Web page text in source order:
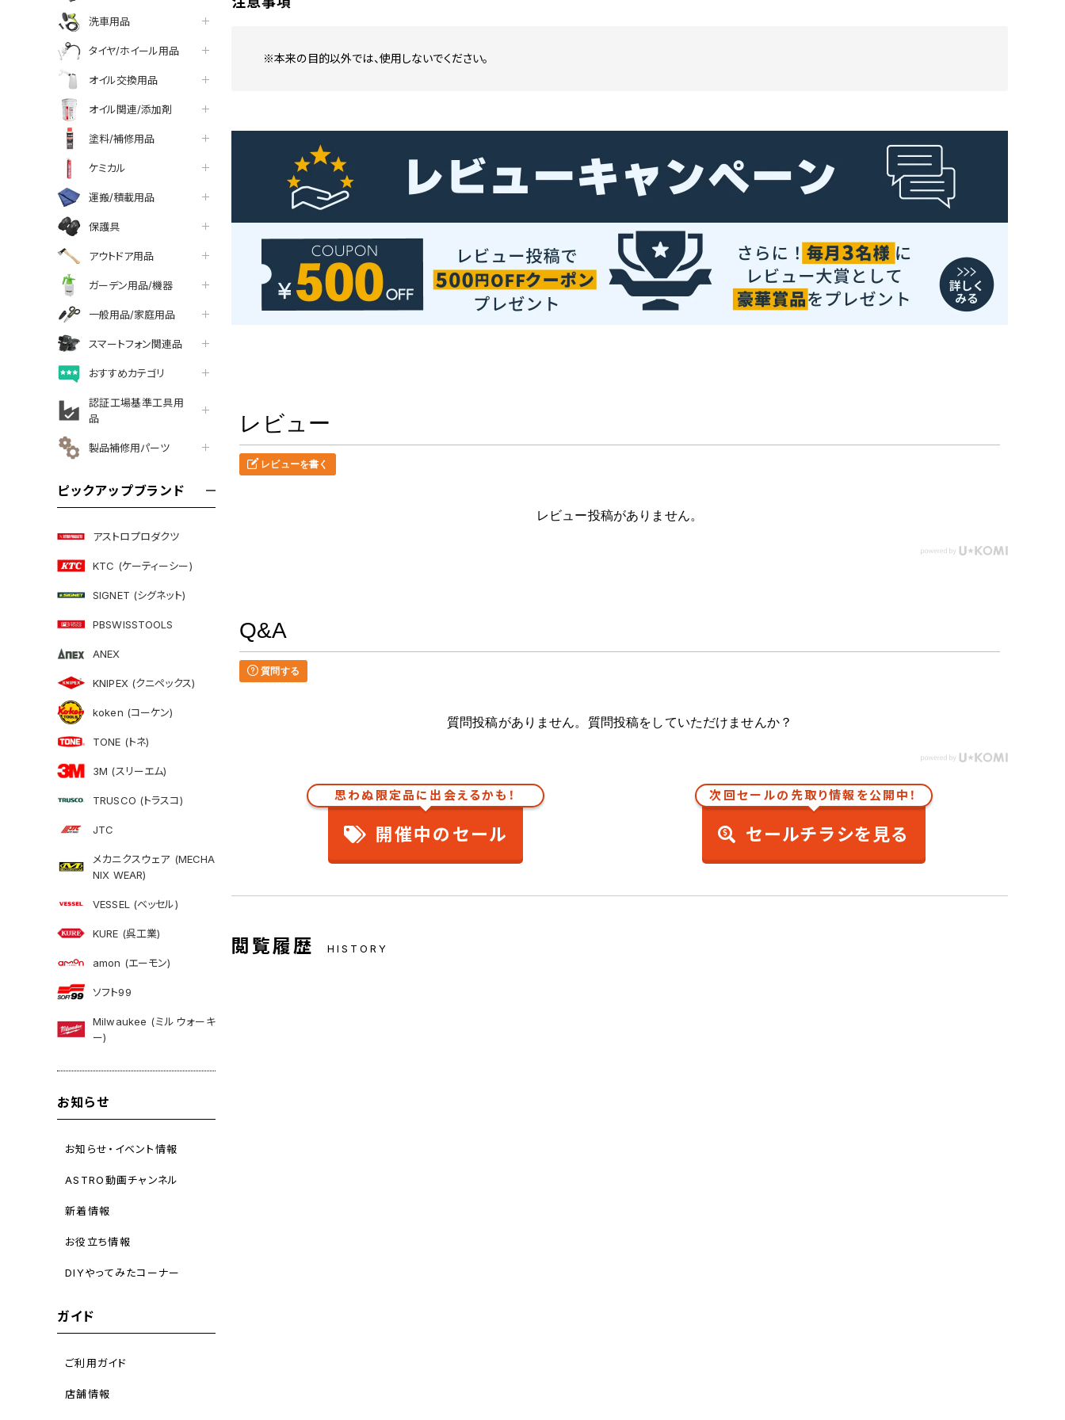
洗車用品
タイヤ/ホイール用品
オイル交換用品
オイル関連/添加剤
塗料/補修用品
ケミカル
運搬/積載用品
保護具
アウトドア用品
ガーデン用品/機器
一般用品/家庭用品
スマートフォン関連品
おすすめカテゴリ
認証工場基準工具用
品
製品補修用パーツ
ピックアップブランド
アストロプロダクツ
KTC (ケーティーシー)
SIGNET (シグネット)
PBSWISSTOOLS
ANEX
KNIPEX (クニペックス)
koken (コーケン)
TONE (トネ)
3M (スリーエム)
TRUSCO (トラスコ)
JTC
メカニクスウェア (MECHA
NIX WEAR)
VESSEL (ベッセル)
KURE (呉工業)
amon (エーモン)
ソフト99
Milwaukee (ミルウォーキ
ー)
お知らせ
お知らせ・イベント情報
ASTRO動画チャンネル
新着情報
お役立ち情報
DIYやってみたコーナー
ガイド
ご利用ガイド
店舗情報
※本来の目的以外では、使用しないでください。
レビュー
レビューを書く
レビュー投稿がありません。
Q&A
質問する
質問投稿がありません。質問投稿をしていただけませんか？
思わぬ限定品に出会えるかも！
開催中のセール
次回セールの先取り情報を公開中！
セールチラシを見る
閲覧履歴 HISTORY